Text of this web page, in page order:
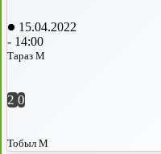
15.04.2022
- 14:00
Тараз М
2 0
Тобыл М